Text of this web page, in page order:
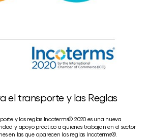
el transporte y las Reglas
y las reglas Incoterms® 2020 es una nueva
y apoyo práctico a quienes trabajan en el sector
en las que aparecen las reglas Incoterms®.